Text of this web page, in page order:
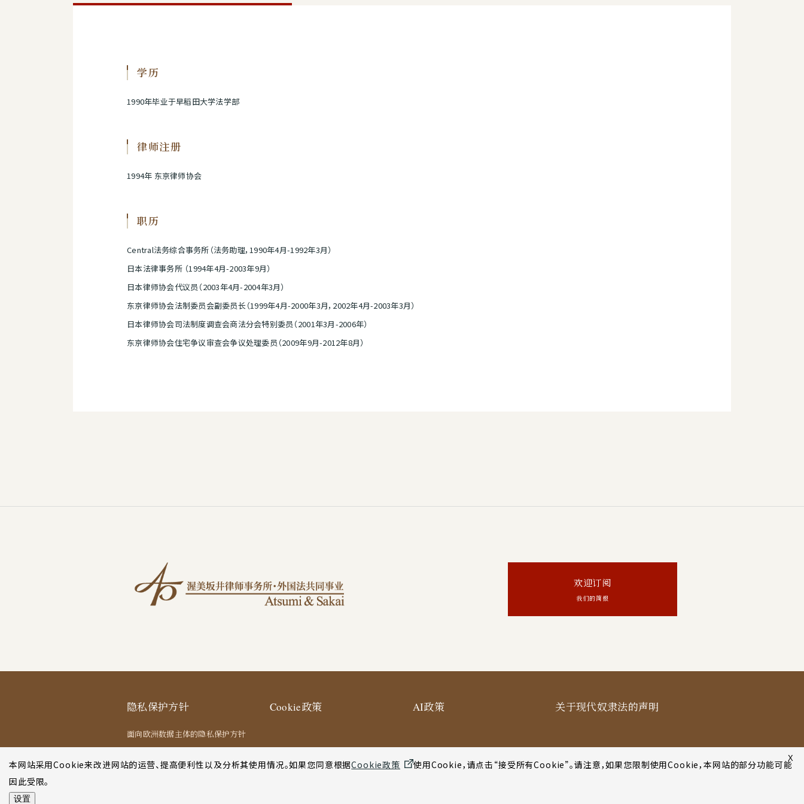
学历
1990年毕业于早稻田大学法学部
律师注册
1994年 东京律师协会
职历
Central法务综合事务所（法务助理，1990年4月-1992年3月）
日本法律事务所 （1994年4月-2003年9月）
日本律师协会代议员（2003年4月-2004年3月）
东京律师协会法制委员会副委员长（1999年4月-2000年3月，2002年4月-2003年3月）
日本律师协会司法制度调查会商法分会特别委员（2001年3月-2006年）
东京律师协会住宅争议审查会争议处理委员（2009年9月-2012年8月）
欢迎订阅
我们的简报
隐私保护方针
面向欧洲数据主体的隐私保护方针
Cookie政策 AI政策 关于现代奴隶法的声明
X
本网站采用Cookie来改进网站的运营、提高便利性以及分析其使用情况。如果您同意根据Cookie政策
使用Cookie，请点击“接受所有Cookie”。请注意，如果您限制使用Cookie，本网站的部分功能可能
因此受限。
设置